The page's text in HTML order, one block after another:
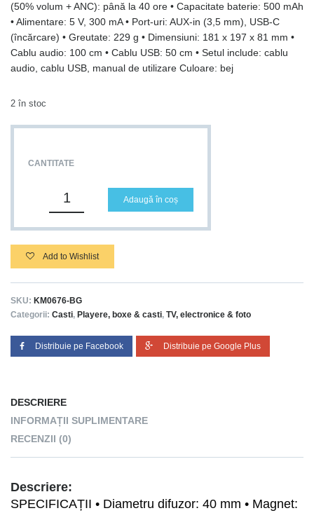
(50% volum + ANC): până la 40 ore • Capacitate baterie: 500 mAh
• Alimentare: 5 V, 300 mA • Port-uri: AUX-in (3,5 mm), USB-C
(încărcare) • Greutate: 229 g • Dimensiuni: 181 x 197 x 81 mm •
Cablu audio: 100 cm • Cablu USB: 50 cm • Setul include: cablu
audio, cablu USB, manual de utilizare Culoare: bej
2 în stoc
CANTITATE
Adaugă în coș
Add to Wishlist
SKU: KM0676-BG
Categorii: Casti, Playere, boxe & casti, TV, electronice & foto
Distribuie pe Facebook Distribuie pe Google Plus
DESCRIERE
INFORMAȚII SUPLIMENTARE
RECENZII (0)
Descriere:
SPECIFICAȚII • Diametru difuzor: 40 mm • Magnet: